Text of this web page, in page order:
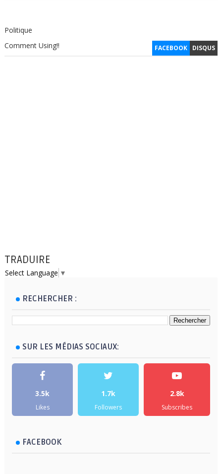
Politique
FACEBOOK DISQUS
Comment Using!!
TRADUIRE
Select Language ▼
RECHERCHER :
SUR LES MÉDIAS SOCIAUX:
3.5k
Likes
1.7k
Followers
2.8k
Subscribes
FACEBOOK